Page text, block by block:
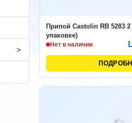
>
Припой Castolin RB 5283
упаковке)
Нет в наличии